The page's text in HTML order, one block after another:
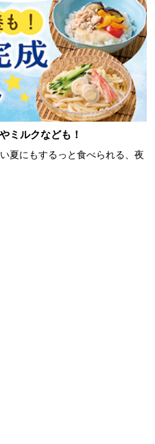
ミルクなども！
夏にもするっと食べられる、夜